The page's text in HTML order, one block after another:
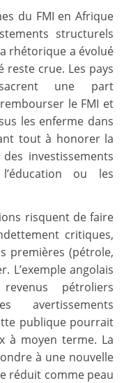
du FMI en Afrique
structurels
rhétorique a évolué
reste crue. Les pays
une part
le FMI et
les enferme dans
tout à honorer la
investissements
ou les
risquent de faire
critiques,
premières (pétrole,
L’exemple angolais
pétroliers
avertissements
publique pourrait
à moyen terme. La
à une nouvelle
réduit comme peau